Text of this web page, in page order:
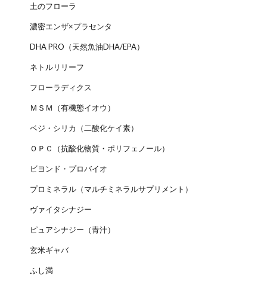
土のフローラ
濃密エンザ×プラセンタ
DHA PRO（天然魚油DHA/EPA）
ネトルリリーフ
フローラディクス
ＭＳＭ（有機態イオウ）
ベジ・シリカ（二酸化ケイ素）
ＯＰＣ（抗酸化物質・ポリフェノール）
ビヨンド・プロバイオ
プロミネラル（マルチミネラルサプリメント）
ヴァイタシナジー
ピュアシナジー（青汁）
玄米ギャバ
ふし満